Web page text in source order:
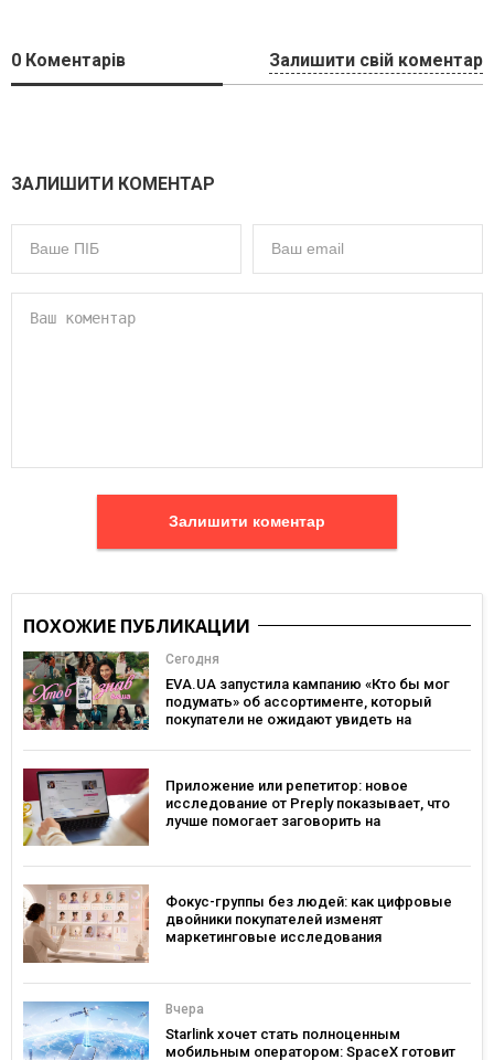
0 Коментарів Залишити свій коментар
ЗАЛИШИТИ КОМЕНТАР
Залишити коментар
ПОХОЖИЕ ПУБЛИКАЦИИ
Сегодня
EVA.UA запустила кампанию «Кто бы мог
подумать» об ассортименте, который
покупатели не ожидают увидеть на
Приложение или репетитор: новое
исследование от Preply показывает, что
лучше помогает заговорить на
Фокус-группы без людей: как цифровые
двойники покупателей изменят
маркетинговые исследования
Вчера
Starlink хочет стать полноценным
мобильным оператором: SpaceX готовит